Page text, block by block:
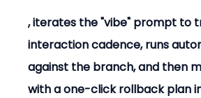
, iterates the "vibe" prompt to
interaction cadence, runs
against the branch, and then
with a one-click rollback plan